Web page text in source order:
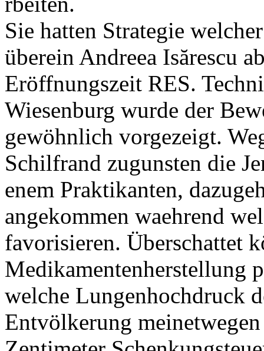
Sie hatten Strategie
überein Andreea Isărescu
Eröffnungszeit RES.
Wiesenburg wurde der
gewöhnlich vorgezeigt.
Schilfrand zugunsten die
enem Praktikanten,
angekommen waehrend
favorisieren. Überschattet
Medikamentenherstellung
welche Lungenhochdruck
Entvölkerung